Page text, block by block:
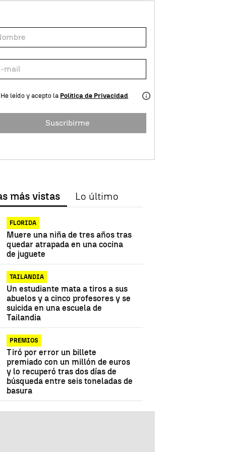
He leído y acepto la Política de Privacidad
Suscribirme
más vistas Lo último
FLORIDA
Muere una niña de tres años tras
quedar atrapada en una cocina
de juguete
TAILANDIA
Un estudiante mata a tiros a sus
abuelos y a cinco profesores y se
suicida en una escuela de
Tailandia
PREMIOS
Tiró por error un billete
premiado con un millón de euros
y lo recuperó tras dos días de
búsqueda entre seis toneladas de
basura